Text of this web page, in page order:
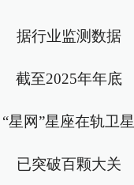
据行业监测数据
截至2025年年底
“星网”星座在轨卫星
已突破百颗大关